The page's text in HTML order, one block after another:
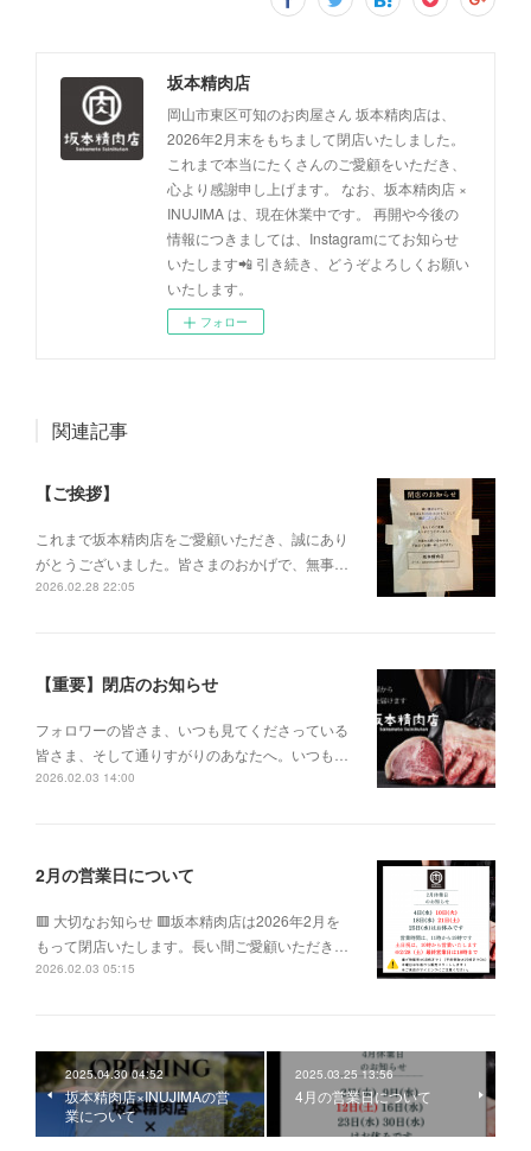
坂本精肉店
岡山市東区可知のお肉屋さん 坂本精肉店は、
2026年2月末をもちまして閉店いたしました。
これまで本当にたくさんのご愛顧をいただき、
心より感謝申し上げます。 なお、坂本精肉店 ×
INUJIMA は、現在休業中です。 再開や今後の
情報につきましては、Instagramにてお知らせ
いたします📲 引き続き、どうぞよろしくお願い
いたします。
フォロー
関連記事
【ご挨拶】
これまで坂本精肉店をご愛顧いただき、誠にあり
がとうございました。皆さまのおかげで、無事…
2026.02.28 22:05
【重要】閉店のお知らせ
フォロワーの皆さま、いつも見てくださっている
皆さま、そして通りすがりのあなたへ。いつも…
2026.02.03 14:00
2月の営業日について
🟥 大切なお知らせ 🟥坂本精肉店は2026年2月を
もって閉店いたします。長い間ご愛顧いただき…
2026.02.03 05:15
2025.04.30 04:52
坂本精肉店×INUJIMAの営
業について
2025.03.25 13:56
4月の営業日について